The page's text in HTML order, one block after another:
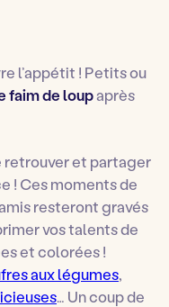
l’appétit ! Petits ou
faim de loupaprès
retrouver et partager
! Ces moments de
resteront gravés
vos talents de
et colorées !
aux légumes,
… Un coup de